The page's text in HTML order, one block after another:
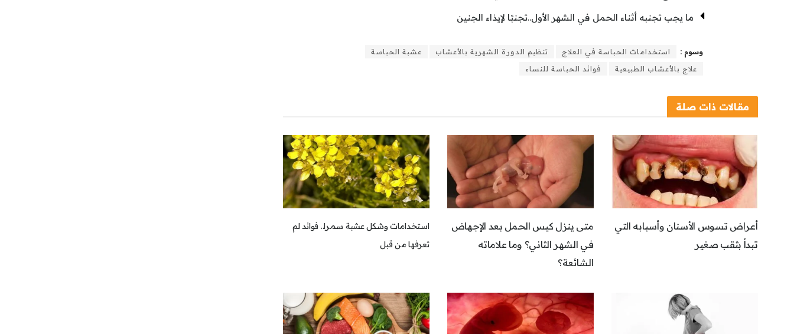
ما يجب تجنبه أثناء الحمل في الشهر الأول..تجنبًا لإيذاء الجنين
وسوم : استخدامات الحباسة في العلاج تنظيم الدورة الشهرية بالأعشاب
عشبة الحباسة
علاج بالأعشاب الطبيعية
فوائد الحباسة للنساء
مقالاتذات صلة
أعراض تسوس الأسنان وأسبابه التي
تبدأ بثقب صغير
متى ينزل كيس الحمل بعد الإجهاض
في الشهر الثاني؟ وما علاماته
الشائعة؟
استخدامات وشكل عشبة سمرا.. فوائد لم
تعرفها من قبل